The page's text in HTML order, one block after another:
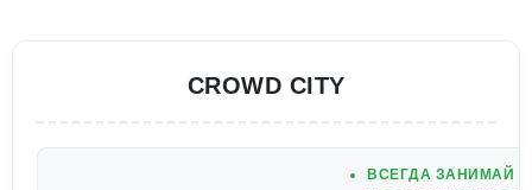
CROWD CITY
ВСЕГДА ЗАНИМАЙ